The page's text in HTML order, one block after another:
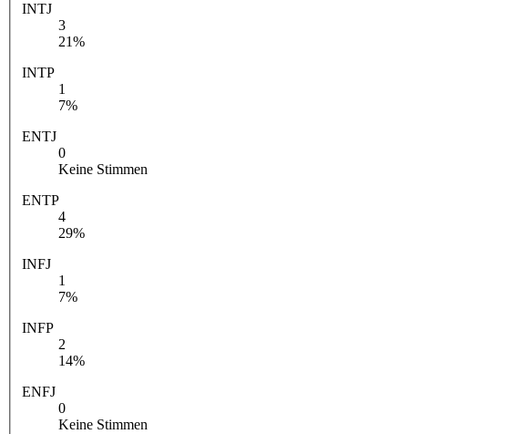
INTJ
3
21%
INTP
1
7%
ENTJ
0
Keine Stimmen
ENTP
4
29%
INFJ
1
7%
INFP
2
14%
ENFJ
0
Keine Stimmen